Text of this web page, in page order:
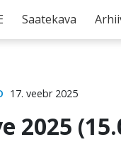
Saatekava
17. veebr 2025
2025